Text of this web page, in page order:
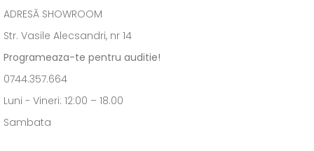
ADRESĂ SHOWROOM
Str. Vasile Alecsandri, nr 14
Programeaza-te pentru auditie!
0744.357.664
Luni - Vineri: 12:00 – 18.00
Sambata